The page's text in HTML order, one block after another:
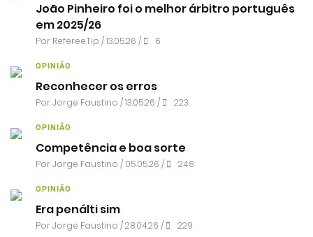
João Pinheiro foi o melhor árbitro português
em 2025/26
Por RefereeTip / 13.05.26 / 6
OPINIÃO
Reconhecer os erros
PorJorge Faustino / 13.05.26 / 223
OPINIÃO
Competência e boa sorte
PorJorge Faustino / 05.05.26 / 248
OPINIÃO
Era penálti sim
PorJorge Faustino / 28.04.26 / 229